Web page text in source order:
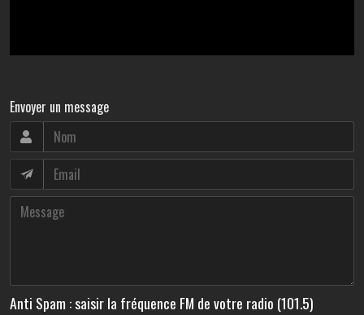
Envoyer un message
Anti Spam : saisir la fréquence FM de votre radio (101.5)